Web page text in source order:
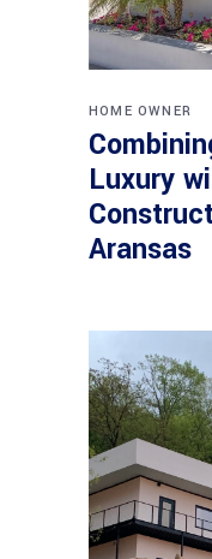
HOME OWNER
Luxury
Aransas